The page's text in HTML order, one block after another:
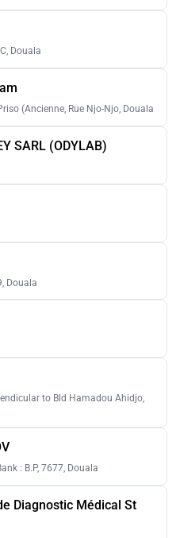
Douala
(Ancienne, Rue Njo-Njo, Douala
SARL (ODYLAB)
Douala
to Bld Hamadou Ahidjo,
: B.P, 7677, Douala
Diagnostic Médical St